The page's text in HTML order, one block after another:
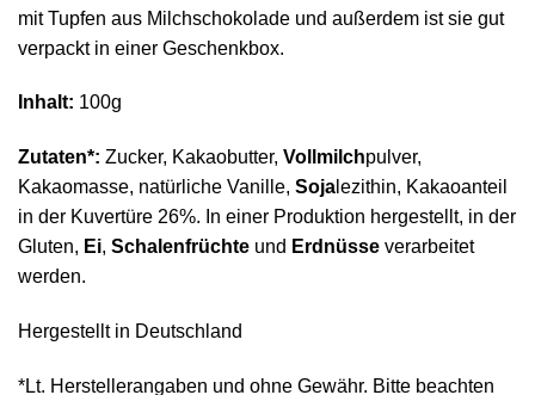
mit Tupfen aus Milchschokolade und außerdem ist sie gut
verpackt in einer Geschenkbox.
Inhalt: 100g
Zutaten*: Zucker, Kakaobutter, Vollmilchpulver,
Kakaomasse, natürliche Vanille, Soja lezithin, Kakaoanteil
in der Kuvertüre 26%. In einer Produktion hergestellt, in der
Gluten, Ei, Schalenfrüchte und Erdnüsse verarbeitet
werden.
Hergestellt in Deutschland
*Lt. Herstellerangaben und ohne Gewähr. Bitte beachten